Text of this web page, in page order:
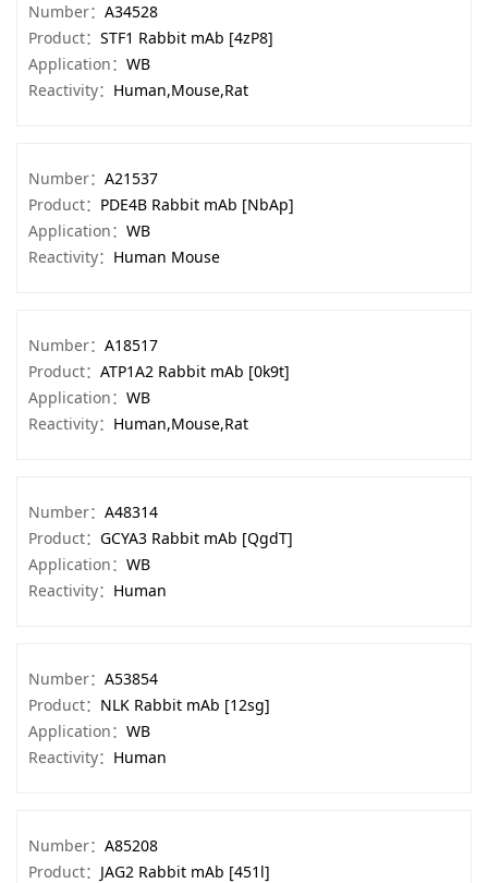
Number： A34528
Product： STF1 Rabbit mAb [4zP8]
Application： WB
Reactivity： Human,Mouse,Rat
Number： A21537
Product： PDE4B Rabbit mAb [NbAp]
Application： WB
Reactivity： Human Mouse
Number： A18517
Product： ATP1A2 Rabbit mAb [0k9t]
Application： WB
Reactivity： Human,Mouse,Rat
Number： A48314
Product： GCYA3 Rabbit mAb [QgdT]
Application： WB
Reactivity： Human
Number： A53854
Product： NLK Rabbit mAb [12sg]
Application： WB
Reactivity： Human
Number： A85208
Product： JAG2 Rabbit mAb [451l]